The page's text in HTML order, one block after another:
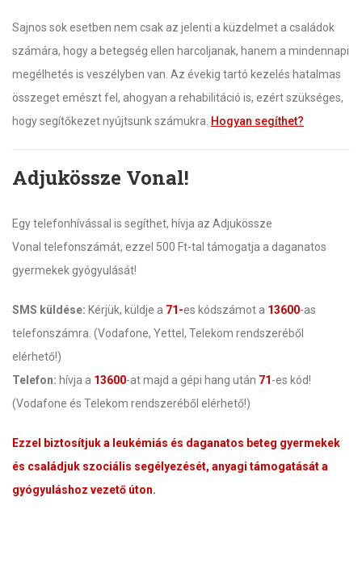
Sajnos sok esetben nem csak az jelenti a küzdelmet a családok
számára, hogy a betegség ellen harcoljanak, hanem a mindennapi
megélhetés is veszélyben van. Az évekig tartó kezelés hatalmas
összeget emészt fel, ahogyan a rehabilitáció is, ezért szükséges,
hogy segítőkezet nyújtsunk számukra. Hogyan segíthet?
Adjukössze Vonal!
Egy telefonhívással is segíthet, hívja az Adjukössze
Vonal telefonszámát, ezzel 500 Ft-tal támogatja a daganatos
gyermekek gyógyulását!
SMS küldése: Kérjük, küldje a 71-es kódszámot a 13600-as
telefonszámra. (Vodafone, Yettel, Telekom rendszeréből
elérhető!)
Telefon: hívja a 13600-at majd a gépi hang után 71-es kód!
(Vodafone és Telekom rendszeréből elérhető!)
Ezzel biztosítjuk a leukémiás és daganatos beteg gyermekek
és családjuk szociális segélyezését, anyagi támogatását a
gyógyuláshoz vezető úton.